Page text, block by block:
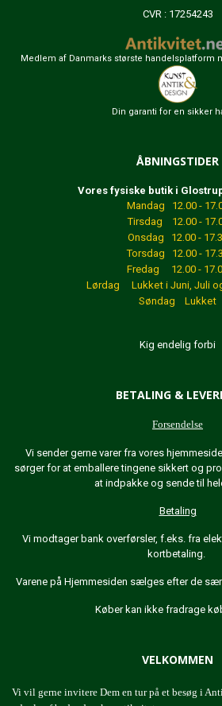
CVR : 17254243
Medlem af Danmarks største handelsplatform
Din garanti for en sikker
ÅBNINGSTIDER
Vores fysiske butik i
Mandag 12.00 -
Tirsdag 12.00 -
Onsdag 12.00 -
Torsdag 12.00 -
Fredag 12.00 -
Lørdag Lukket i Juni, Juli
Søndag Lukket
Kig endelig forbi
BETALING &
Forsendelse
Vi sender gerne varer fra vores
sørger for at emballere tingene sikkert og
at indpakke og sende til
Betaling
Vi modtager bank overførsler, f.eks. fra
kortbetaling.
Varene på Hjemmesiden sælges efter de
Køber kan ikke fradrage
VELKOMMEN
Vi vil gerne invitere Dem en tur på et besøg i